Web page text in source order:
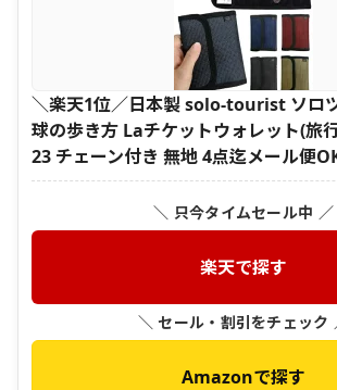
＼楽天1位／日本製 solo-tourist ソロ
球の歩き方 Laチケットウォレット(旅
23 チェーン付き 無地 4点迄メール便
＼ 只今タイムセール中 ／
楽天で探す
＼ セール・割引をチェック
Amazonで探す